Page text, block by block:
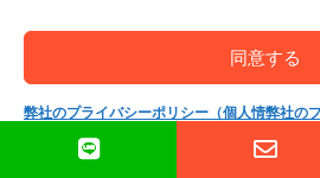
同意する
弊社のプライバシーポリシー（個人情
報保護方針）
弊社の
報保護方